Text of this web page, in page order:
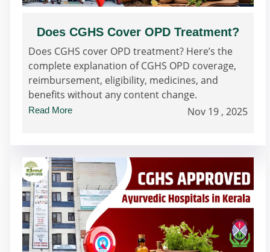
Does CGHS Cover OPD Treatment?
Does CGHS cover OPD treatment? Here’s the
complete explanation of CGHS OPD coverage,
reimbursement, eligibility, medicines, and
benefits without any content change.
Read More Nov 19 , 2025